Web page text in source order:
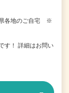
県各地のご自宅 ※
す！ 詳細はお問い